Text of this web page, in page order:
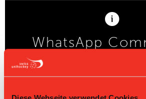
WhatsApp